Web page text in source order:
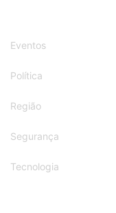
Eventos
Política
Região
Segurança
Tecnologia